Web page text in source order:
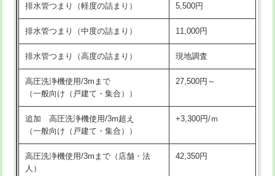
※給水管工事は20mmまでの価格です。
持込商品取付（浄水器・分岐水栓） 16,500円
給水管工事※（ホール加工) 16,500円
給水管工事※（バンド止め) 3,300円
給水管工事※（支持金具設置)
給水管工事※（保温材使用（バンド止
め込み）)
5,500円
給水管工事※（土の掘削・埋め戻し作
業)
11,000円
排水管つまり（軽度の詰まり） 5,500円
排水管つまり（中度の詰まり） 11,000円
排水管つまり（高度の詰まり） 現地調査
高圧洗浄機使用/3mまで
（一般向け（戸建て・集合））
27,500円～
追加 高圧洗浄機使用/3m超え
（一般向け（戸建て・集合））
+3,300円/ｍ
高圧洗浄機使用/3mまで（店舗・法
人）
42,350円